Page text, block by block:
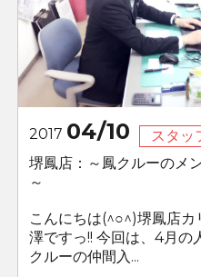
2017 04/10
スタッ
堺鳳店：～鳳クルーのメ
～
こんにちは(^○^)堺鳳店カ
澤ですっ!! 今回は、4月の
クルーの仲間入...